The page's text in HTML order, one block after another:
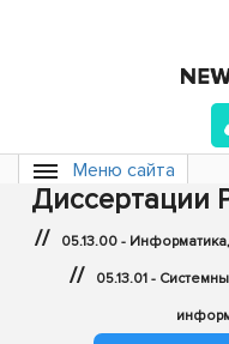
Меню сайта
Диссертации
// 05.13.00 -
// 05.13.01 -